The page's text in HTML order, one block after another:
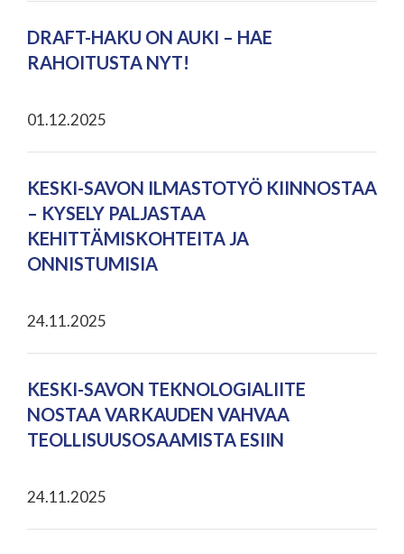
DRAFT-HAKU ON AUKI – HAE
RAHOITUSTA NYT!
01.12.2025
KESKI-SAVON ILMASTOTYÖ KIINNOSTAA
– KYSELY PALJASTAA
KEHITTÄMISKOHTEITA JA
ONNISTUMISIA
24.11.2025
KESKI-SAVON TEKNOLOGIALIITE
NOSTAA VARKAUDEN VAHVAA
TEOLLISUUSOSAAMISTA ESIIN
24.11.2025